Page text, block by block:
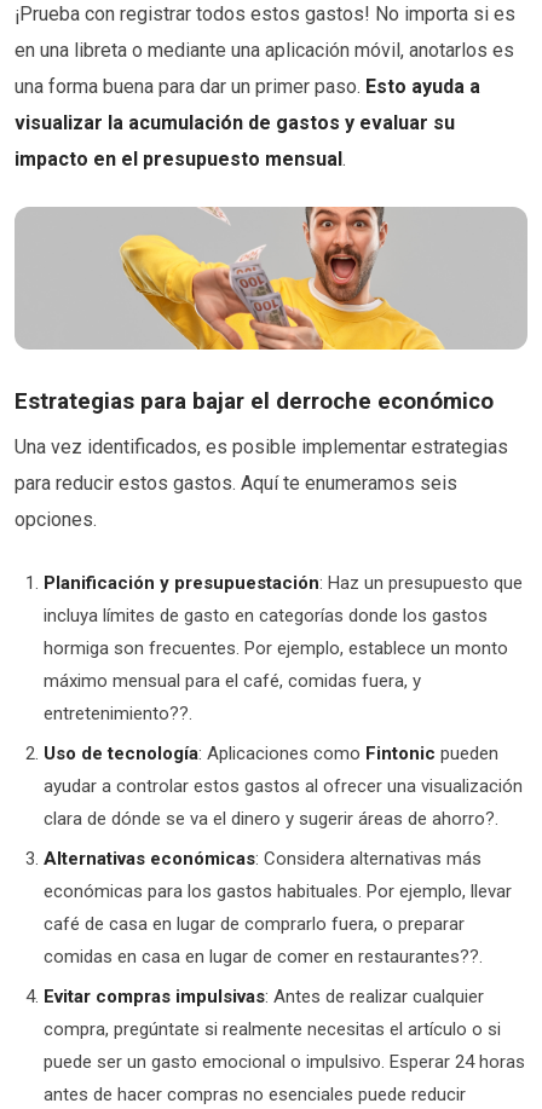
¡Prueba con registrar todos estos gastos! No importa si es
en una libreta o mediante una aplicación móvil, anotarlos es
una forma buena para dar un primer paso. Esto ayuda a
visualizar la acumulación de gastos y evaluar su
impacto en el presupuesto mensual.
Estrategias para bajar el derroche económico
Una vez identificados, es posible implementar estrategias
para reducir estos gastos. Aquí te enumeramos seis
opciones.
Planificación y presupuestación: Haz un presupuesto que
incluya límites de gasto en categorías donde los gastos
hormiga son frecuentes. Por ejemplo, establece un monto
máximo mensual para el café, comidas fuera, y
entretenimiento??.
Uso de tecnología: Aplicaciones como Fintonic pueden
ayudar a controlar estos gastos al ofrecer una visualización
clara de dónde se va el dinero y sugerir áreas de ahorro?.
Alternativas económicas: Considera alternativas más
económicas para los gastos habituales. Por ejemplo, llevar
café de casa en lugar de comprarlo fuera, o preparar
comidas en casa en lugar de comer en restaurantes??.
Evitar compras impulsivas: Antes de realizar cualquier
compra, pregúntate si realmente necesitas el artículo o si
puede ser un gasto emocional o impulsivo. Esperar 24 horas
antes de hacer compras no esenciales puede reducir